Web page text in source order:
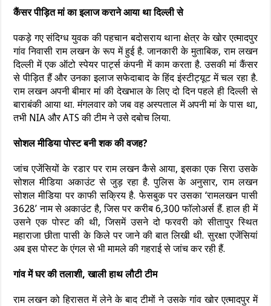
कैंसर पीड़ित मां का इलाज कराने आया था दिल्ली से
पकड़े गए संदिग्ध युवक की पहचान बदोसराय थाना क्षेत्र के खोर एत्मादपुर
गांव निवासी राम लखन के रूप में हुई है. जानकारी के मुताबिक, राम लखन
दिल्ली में एक ऑटो स्पेयर पार्ट्स कंपनी में काम करता है. उसकी मां कैंसर
से पीड़ित हैं और उनका इलाज सफेदाबाद के हिंद इंस्टीट्यूट में चल रहा है.
राम लखन अपनी बीमार मां की देखभाल के लिए दो दिन पहले ही दिल्ली से
बाराबंकी आया था. मंगलवार को जब वह अस्पताल में अपनी मां के पास था,
तभी NIA और ATS की टीम ने उसे दबोच लिया.
सोशल मीडिया पोस्ट बनी शक की वजह?
जांच एजेंसियों के रडार पर राम लखन कैसे आया, इसका एक सिरा उसके
सोशल मीडिया अकाउंट से जुड़ रहा है. पुलिस के अनुसार, राम लखन
सोशल मीडिया पर काफी सक्रिय है. फेसबुक पर उसका ‘रामलखन पासी
3628’ नाम से अकाउंट है, जिस पर करीब 6,300 फॉलोअर्स हैं. हाल ही में
उसने एक पोस्ट की थी, जिसमें उसने दो फरवरी को सीतापुर स्थित
महाराजा छीता पासी के किले पर जाने की बात लिखी थी. सुरक्षा एजेंसियां
अब इस पोस्ट के एंगल से भी मामले की गहराई से जांच कर रही हैं.
गांव में घर की तलाशी, खाली हाथ लौटी टीम
राम लखन को हिरासत में लेने के बाद टीमों ने उसके गांव खोर एत्मादपुर में